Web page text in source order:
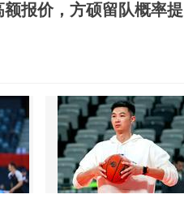
报价，方硕留队概率提